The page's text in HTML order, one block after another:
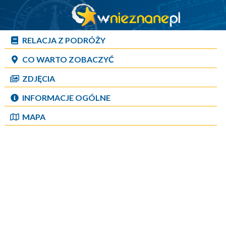
RELACJA Z PODRÓŻY
CO WARTO ZOBACZYĆ
ZDJĘCIA
INFORMACJE OGÓLNE
MAPA